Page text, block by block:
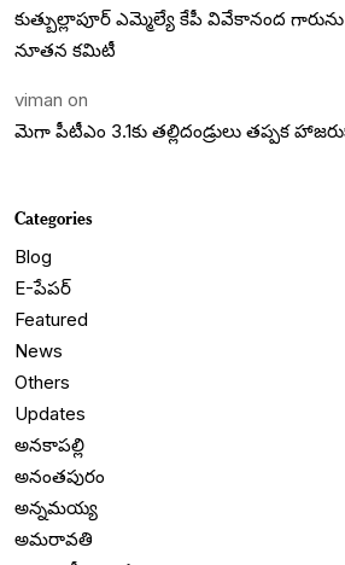
కుత్బుల్లాపూర్ ఎమ్మెల్యే కేపీ వివేకానంద
నూతన కమిటీ
viman on
మెగా పీటీఎం 3.1కు తల్లిదండ్రులు తప్పక
Categories
Blog
E-పేపర్
Featured
News
Others
Updates
అనకాపల్లి
అనంతపురం
అన్నమయ్య
అమరావతి